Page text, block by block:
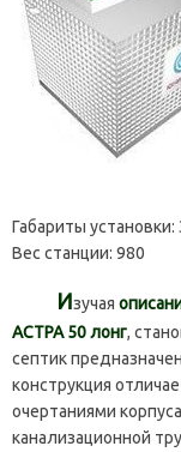
Габариты установки:
Вес станции: 980
Изучая
АСТРА 50 лонг,
септик
конструкция
очертаниями
канализационной